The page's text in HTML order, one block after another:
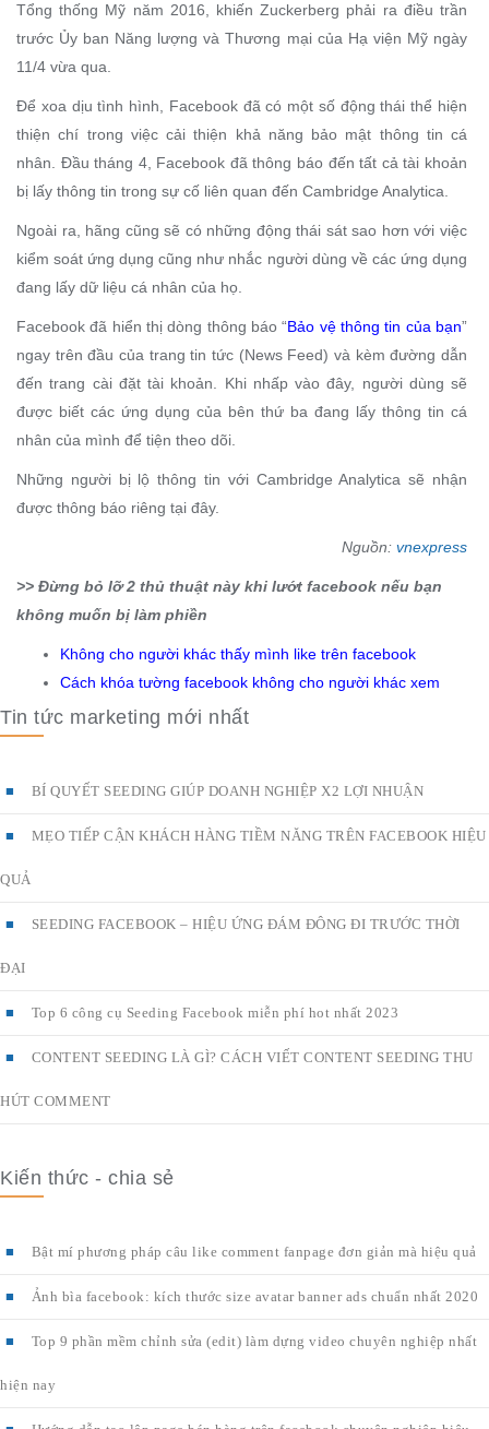
Tổng thống Mỹ năm 2016, khiến Zuckerberg phải ra điều trần
trước Ủy ban Năng lượng và Thương mại của Hạ viện Mỹ ngày
11/4 vừa qua.
Để xoa dịu tình hình, Facebook đã có một số động thái thể hiện
thiện chí trong việc cải thiện khả năng bảo mật thông tin cá
nhân. Đầu tháng 4, Facebook đã thông báo đến tất cả tài khoản
bị lấy thông tin trong sự cố liên quan đến Cambridge Analytica.
Ngoài ra, hãng cũng sẽ có những động thái sát sao hơn với việc
kiểm soát ứng dụng cũng như nhắc người dùng về các ứng dụng
đang lấy dữ liệu cá nhân của họ.
Facebook đã hiển thị dòng thông báo “Bảo vệ thông tin của bạn”
ngay trên đầu của trang tin tức (News Feed) và kèm đường dẫn
đến trang cài đặt tài khoản. Khi nhấp vào đây, người dùng sẽ
được biết các ứng dụng của bên thứ ba đang lấy thông tin cá
nhân của mình để tiện theo dõi.
Những người bị lộ thông tin với Cambridge Analytica sẽ nhận
được thông báo riêng tại đây.
Nguồn: vnexpress
>> Đừng bỏ lỡ 2 thủ thuật này khi lướt facebook nếu bạn
không muốn bị làm phiền
Không cho người khác thấy mình like trên facebook
Cách khóa tường facebook không cho người khác xem
Tin tức marketing mới nhất
BÍ QUYẾT SEEDING GIÚP DOANH NGHIỆP X2 LỢI NHUẬN
MẸO TIẾP CẬN KHÁCH HÀNG TIỀM NĂNG TRÊN FACEBOOK HIỆU
QUẢ
SEEDING FACEBOOK – HIỆU ỨNG ĐÁM ĐÔNG ĐI TRƯỚC THỜI
ĐẠI
Top 6 công cụ Seeding Facebook miễn phí hot nhất 2023
CONTENT SEEDING LÀ GÌ? CÁCH VIẾT CONTENT SEEDING THU
HÚT COMMENT
Kiến thức - chia sẻ
Bật mí phương pháp câu like comment fanpage đơn giản mà hiệu quả
Ảnh bìa facebook: kích thước size avatar banner ads chuẩn nhất 2020
Top 9 phần mềm chỉnh sửa (edit) làm dựng video chuyên nghiệp nhất
hiện nay